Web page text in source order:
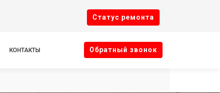
Cтатус ремонта
КОНТАКТЫ Oбратный звонок